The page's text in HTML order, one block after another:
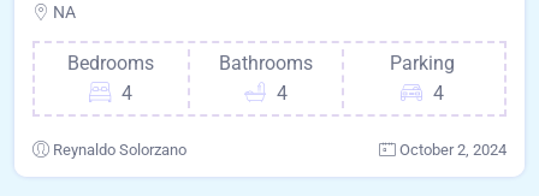
NA
Bedrooms
4
Bathrooms
4
Parking
4
Reynaldo Solorzano October 2, 2024